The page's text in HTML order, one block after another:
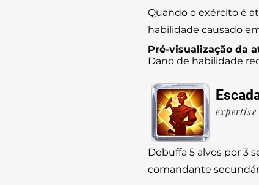
Quando o exército é
habilidade causado
Pré-visualização da
Dano de habilidade
expertise
Debuffa 5 alvos por 3
comandante